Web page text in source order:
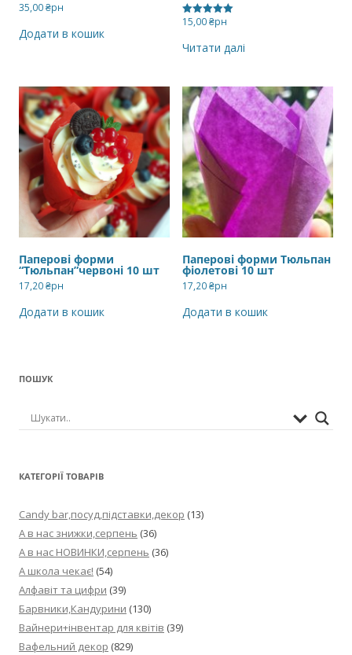
35,00₴рн
Додати в кошик
Оцінено в
15,00₴рн
Читати далі
Паперові форми
“Тюльпан”червоні 10 шт
17,20₴рн
Додати в кошик
Паперові форми Тюльпан
фіолетові 10 шт
17,20₴рн
Додати в кошик
ПОШУК
КАТЕГОРІЇ ТОВАРІВ
Candy bar,посуд,підставки,декор (13)
А в нас знижки,серпень (36)
А в нас НОВИНКИ,серпень (36)
А школа чекає! (54)
Алфавіт та цифри (39)
Барвники,Кандурини (130)
Вайнери+інвентар для квітів (39)
Вафельний декор (829)